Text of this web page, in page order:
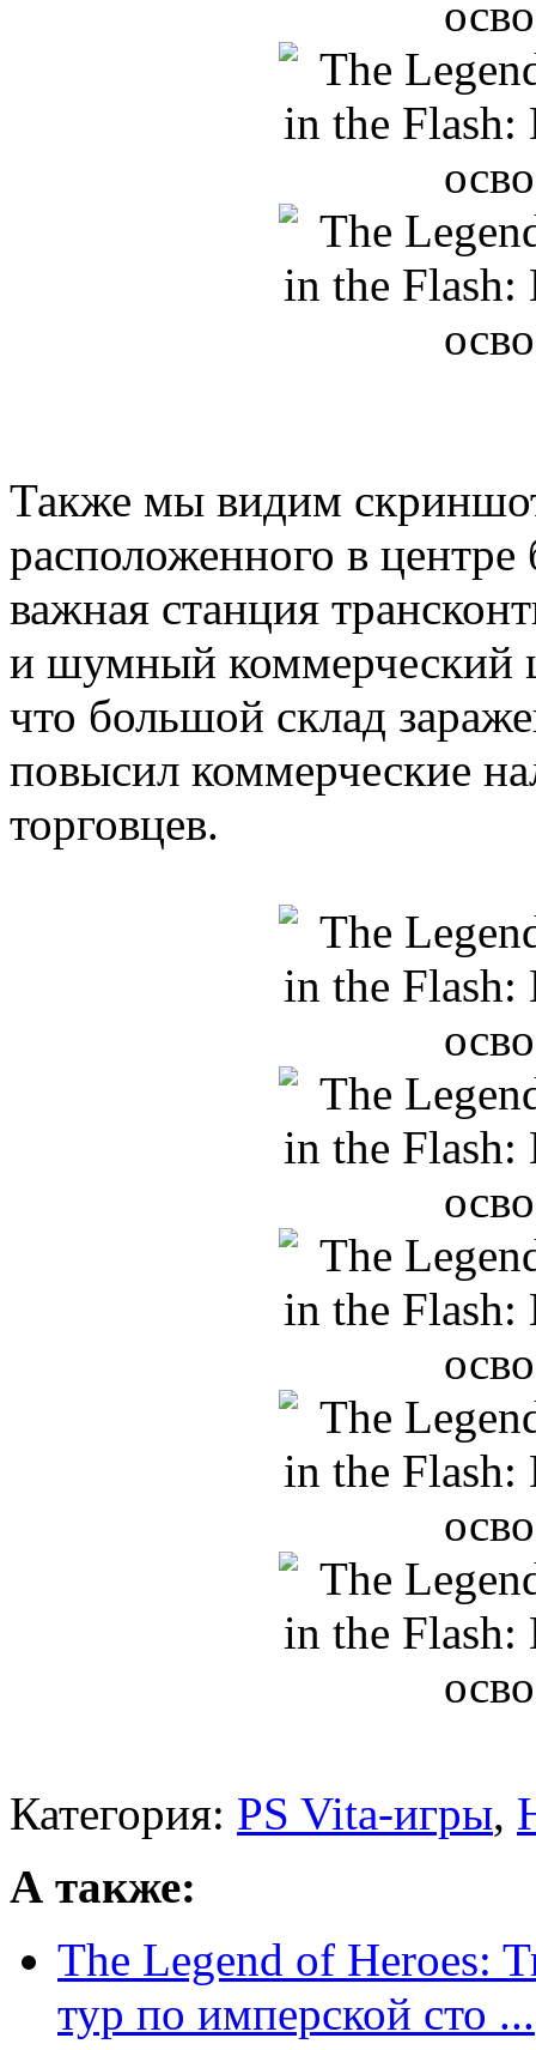
Также мы видим
расположенного в
важная станция
и шумный коммерческий
что большой склад
повысил коммерческие
торговцев.
Категория: PS Vita-игры,
А также:
The Legend of Heroes:
тур по имперской сто ...